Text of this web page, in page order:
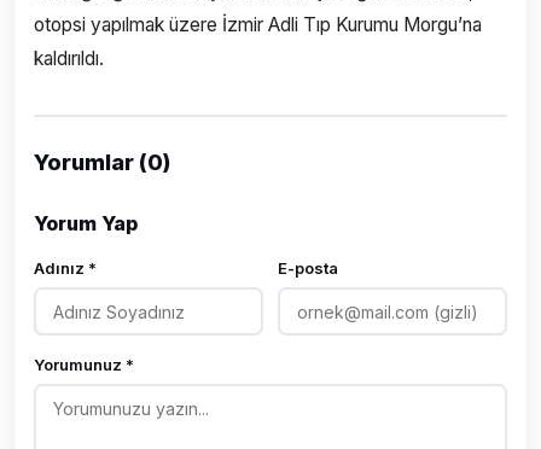
otopsi yapılmak üzere İzmir Adli Tıp Kurumu Morgu’na
kaldırıldı.
Yorumlar (0)
Yorum Yap
Adınız * E-posta
Yorumunuz *